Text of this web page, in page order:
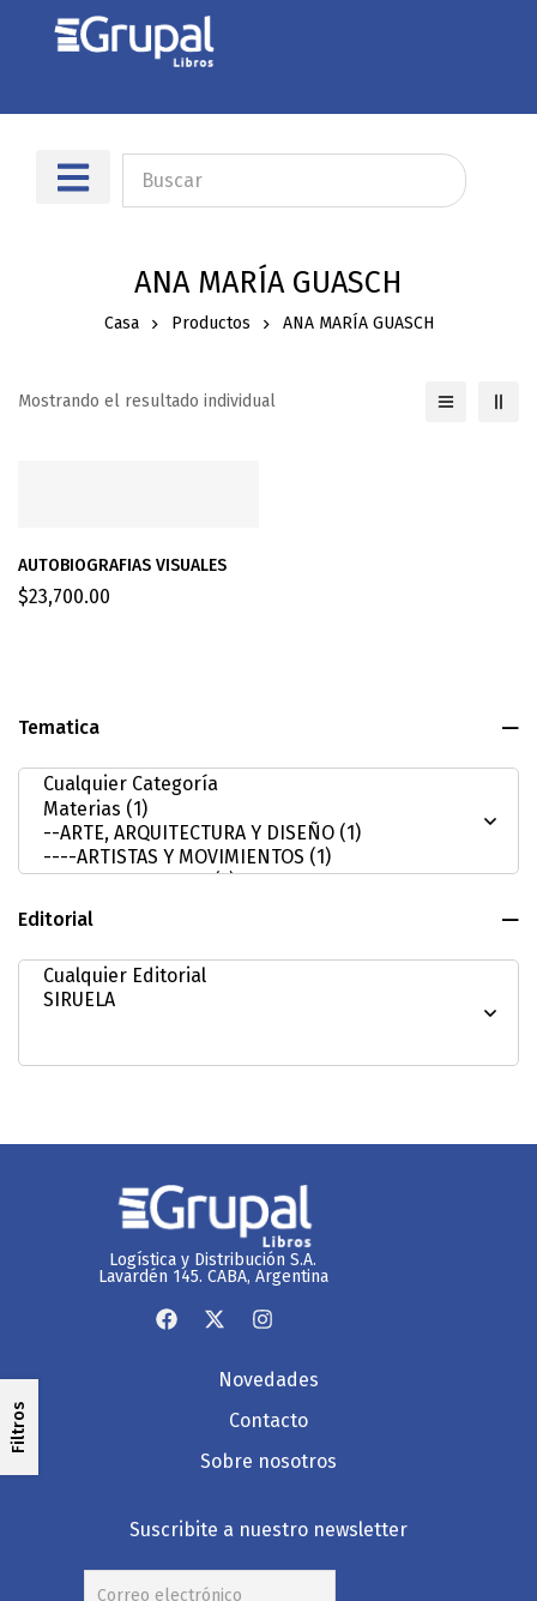
ANA MARÍA GUASCH
Casa Productos ANA MARÍA GUASCH
Tematica
Editorial
Filtros
Mostrando el resultado individual
AUTOBIOGRAFIAS VISUALES
$23,700.00
Logística y Distribución S.A.
Lavardén 145. CABA, Argentina
Novedades
Contacto
Sobre nosotros
Suscribite a nuestro newsletter